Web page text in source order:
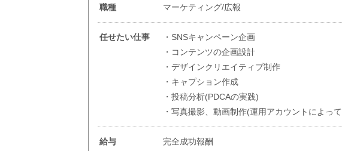
職種 マーケティング/広報
任せたい仕事
・SNSキャンペーン企画
・コンテンツの企画設計
・デザインクリエイティブ制作
・キャプション作成
・投稿分析(PDCAの実践)
・写真撮影、動画制作(運用アカウントによっ
給与
完全成功報酬